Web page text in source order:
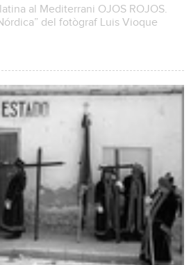
al Mediterrani OJOS ROJOS.
del fotògraf Luis Vioque